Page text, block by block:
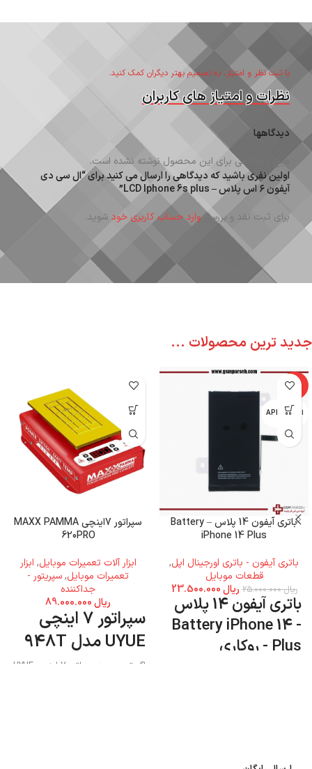
با ثبت نظر و امتیاز، به تصمیم بهتر دیگران کمک کنید.
نظرات و امتیاز های کاربران
دیدگاهها
هیچ دیدگاهی برای این محصول نوشته نشده است.
اولین نفری باشید که دیدگاهی را ارسال می کنید برای “ال سی دی
آیفون ۶ اس پلاس – LCD Iphone 6s plus”
برای ثبت نقد و بررسیوارد حساب کاربری خود شوید.
جدید ترین محصولات ...
-6%
اپل - APPLE
باتری آیفون 14 پلاس – Battery
iPhone 14 Plus
باتری آیفون - باتری اورجینال اپل,
قطعات موبایل
ریال25.000.000 ریال
باتری آیفون 14 پلاس
- Battery iPhone 14
Plus - روکاری
سپراتور 7اینچی MAXX PAMMA
620PRO
ابزار آلات تعمیرات موبایل, ابزار
تعمیرات موبایل,سپریتور -
جداکننده
ریال
سپراتور 7 اینچی
UYUE مدل 948T
اگر تصمیم به سپراتور 7 اینچی UYUE